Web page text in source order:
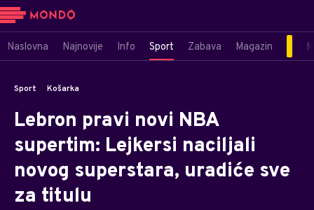
Naslovna Najnovije Info Sport Zabava Magazin
Sport Košarka
Lebron pravi novi NBA
supertim: Lejkersi naciljali
novog superstara, uradiće sve
za titulu